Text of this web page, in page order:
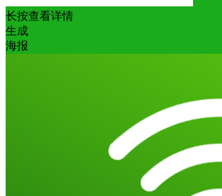
长按查看详情
生成
海报